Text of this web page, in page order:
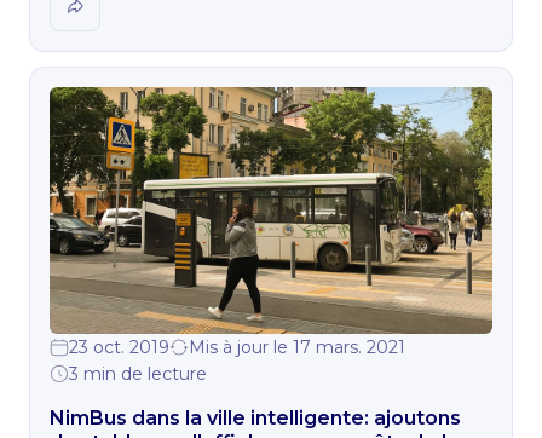
23 oct. 2019
Mis à jour le 17 mars. 2021
3 min de lecture
NimBus dans la ville intelligente: ajoutons